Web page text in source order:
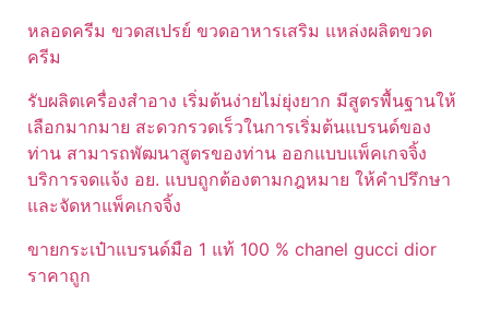
หลอดครีม ขวดสเปรย์ ขวดอาหารเสริม แหล่งผลิตขวด
ครีม
รับผลิตเครื่องสำอาง เริ่มต้นง่ายไม่ยุ่งยาก มีสูตรพื้นฐานให้
เลือกมากมาย สะดวกรวดเร็วในการเริ่มต้นแบรนด์ของ
ท่าน สามารถพัฒนาสูตรของท่าน ออกแบบแพ็คเกจจิ้ง
บริการจดแจ้ง อย. แบบถูกต้องตามกฎหมาย ให้คำปรึกษา
และจัดหาแพ็คเกจจิ้ง
ขายกระเป๋าแบรนด์มือ 1 แท้ 100 % chanel gucci dior
ราคาถูก